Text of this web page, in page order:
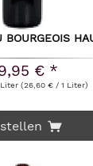
BOURGEOIS
€ *
(26,60 € / 1 Liter)